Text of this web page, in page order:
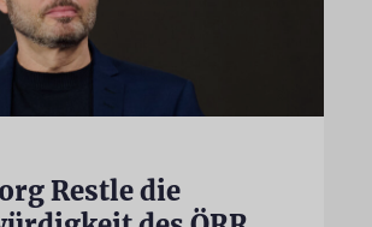
Restle die